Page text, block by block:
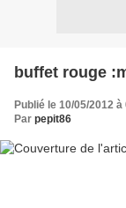
buffet rouge
Publié le 10/05/2012 à
Par pepit86